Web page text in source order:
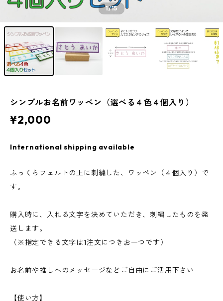
1/15
シンプルお名前ワッペン（選べる４色４個入り）
¥2,000
International shipping available
ふっくらフェルトの上に刺繍した、ワッペン（４個入り）で
す。
購入時に、入れる文字を決めていただき、刺繍したものを発
送します。
（※指定できる文字は1注文につきお一つです）
お名前や推しへのメッセージなどご自由にご活用下さい
【使い方】